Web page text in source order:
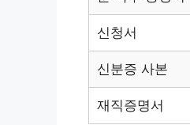
신청서
신분증 사본
재직증명서